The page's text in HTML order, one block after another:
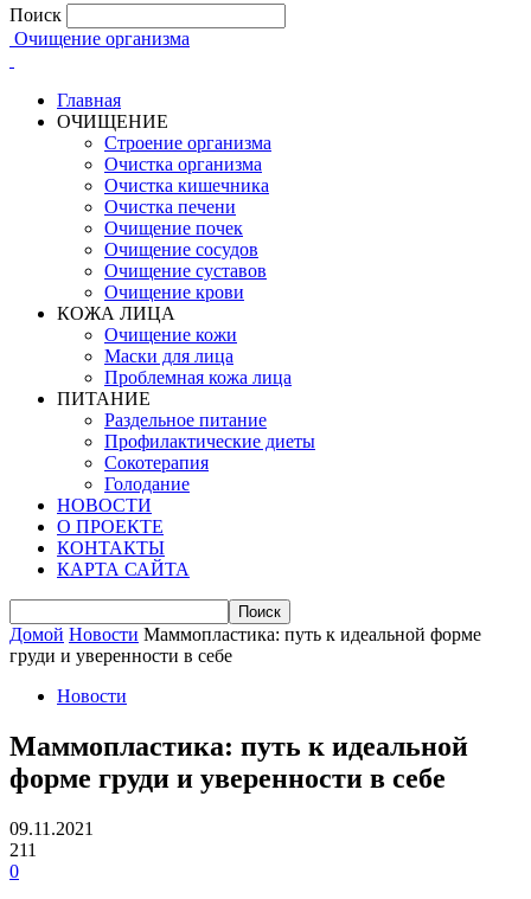
Поиск
Очищение организма
Главная
ОЧИЩЕНИЕ
Строение организма
Очистка организма
Очистка кишечника
Очистка печени
Очищение почек
Очищение сосудов
Очищение суставов
Очищение крови
КОЖА ЛИЦА
Очищение кожи
Маски для лица
Проблемная кожа лица
ПИТАНИЕ
Раздельное питание
Профилактические диеты
Сокотерапия
Голодание
НОВОСТИ
О ПРОЕКТЕ
КОНТАКТЫ
КАРТА САЙТА
Домой Новости Маммопластика: путь к идеальной форме
груди и уверенности в себе
Новости
Маммопластика: путь к идеальной
форме груди и уверенности в себе
09.11.2021
211
0